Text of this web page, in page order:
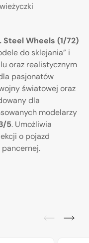
Steel Wheels (1/72)
do sklejania” i
oraz realistycznym
pasjonatów
światowej oraz
dla
modelarzy
5. Umożliwia
o pojazd